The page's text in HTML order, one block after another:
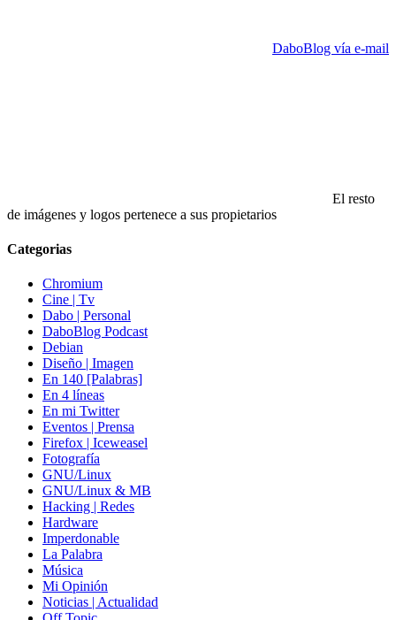
DaboBlog vía e-mail
El resto
de imágenes y logos pertenece a sus propietarios
Categorias
Chromium
Cine | Tv
Dabo | Personal
DaboBlog Podcast
Debian
Diseño | Imagen
En 140 [Palabras]
En 4 líneas
En mi Twitter
Eventos | Prensa
Firefox | Iceweasel
Fotografía
GNU/Linux
GNU/Linux & MB
Hacking | Redes
Hardware
Imperdonable
La Palabra
Música
Mi Opinión
Noticias | Actualidad